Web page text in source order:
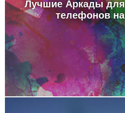
Лучшие Аркады
телефонов